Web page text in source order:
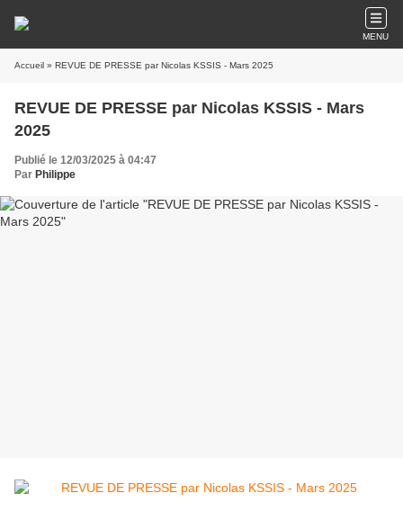
MENU
Accueil » REVUE DE PRESSE par Nicolas KSSIS - Mars 2025
REVUE DE PRESSE par Nicolas KSSIS - Mars
2025
Publié le 12/03/2025 à 04:47
Par Philippe